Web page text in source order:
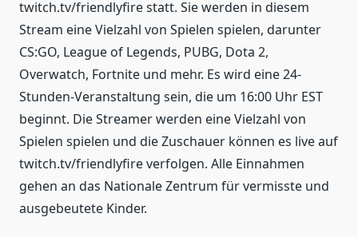
twitch.tv/friendlyfire statt. Sie werden in diesem
Stream eine Vielzahl von Spielen spielen, darunter
CS:GO, League of Legends, PUBG, Dota 2,
Overwatch, Fortnite und mehr. Es wird eine 24-
Stunden-Veranstaltung sein, die um 16:00 Uhr EST
beginnt. Die Streamer werden eine Vielzahl von
Spielen spielen und die Zuschauer können es live auf
twitch.tv/friendlyfire verfolgen. Alle Einnahmen
gehen an das Nationale Zentrum für vermisste und
ausgebeutete Kinder.